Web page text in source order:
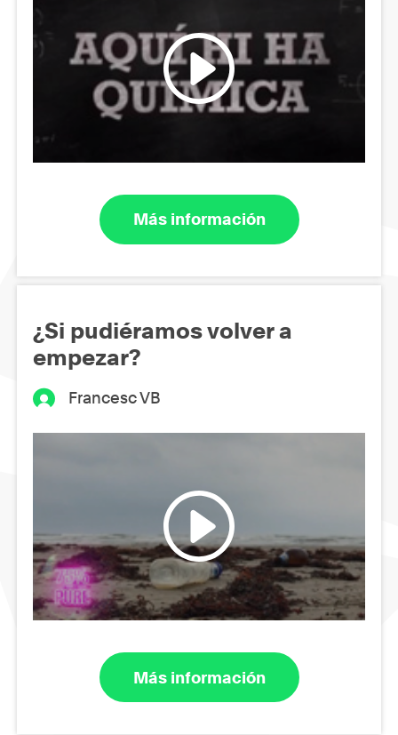
Más información
¿Si pudiéramos volver a
empezar?
Francesc VB
Más información